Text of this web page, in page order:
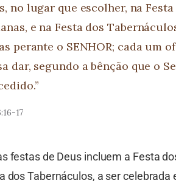
no lugar que escolher, na Festa
e na Festa dos
perante o SENHOR; cada um
dar, segundo a bênção que o
17
festas de Deus incluem a Festa
dos Tabernáculos, a ser